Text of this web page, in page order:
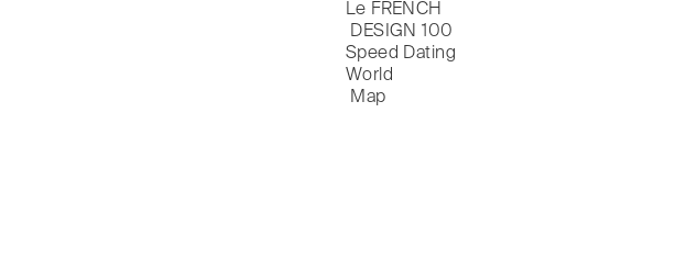
Le FRENCH
DESIGN 100
Speed Dating
World
Map